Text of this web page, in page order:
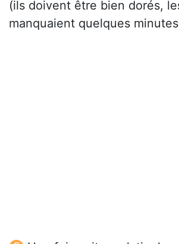
(ils doivent être bien dorés,
manquaient quelques